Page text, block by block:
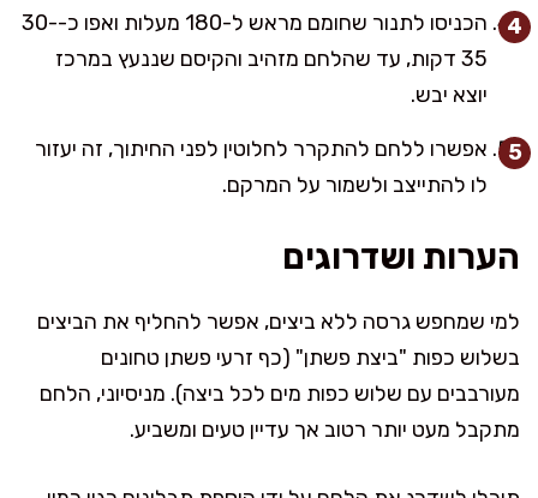
הכניסו לתנור שחומם מראש ל-180 מעלות ואפו כ-30-
35 דקות, עד שהלחם מזהיב והקיסם שננעץ במרכז
יוצא יבש.
אפשרו ללחם להתקרר לחלוטין לפני החיתוך, זה יעזור
לו להתייצב ולשמור על המרקם.
הערות ושדרוגים
למי שמחפש גרסה ללא ביצים, אפשר להחליף את הביצים
בשלוש כפות "ביצת פשתן" (כף זרעי פשתן טחונים
מעורבבים עם שלוש כפות מים לכל ביצה). מניסיוני, הלחם
מתקבל מעט יותר רטוב אך עדיין טעים ומשביע.